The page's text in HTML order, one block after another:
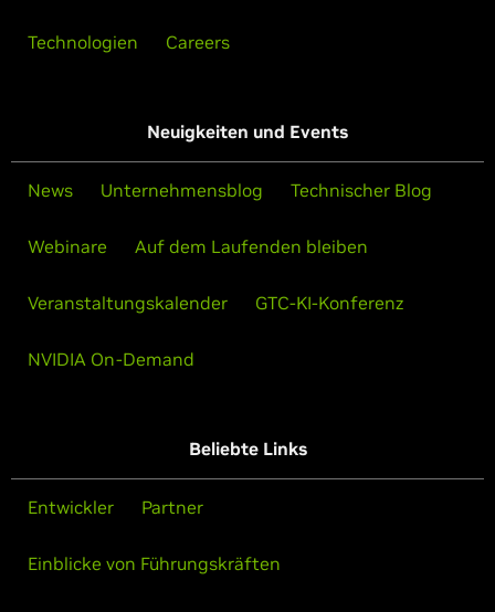
Technologien Careers
Neuigkeiten und Events
News Unternehmensblog Technischer Blog
Webinare Auf dem Laufenden bleiben
Veranstaltungskalender GTC-KI-Konferenz
NVIDIA On-Demand
Beliebte Links
Entwickler Partner
Einblicke von Führungskräften